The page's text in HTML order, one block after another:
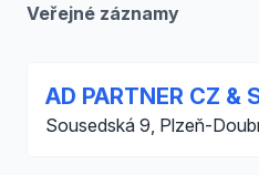
Veřejné záznamy
AD PARTNER CZ &
Sousedská 9, Plzeň-